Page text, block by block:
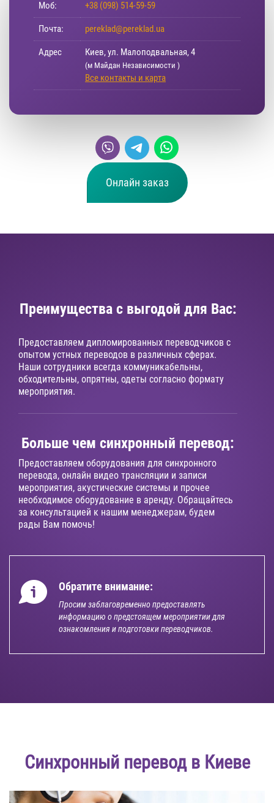
Моб: +38 (098) 514-59-59
Почта: pereklad@pereklad.ua
Адрес Киев, ул. Малоподвальная, 4
(м Майдан Независимости )
Все контакты и карта
Онлайн заказ
Преимущества с выгодой для Вас:
Предоставляем дипломированных переводчиков с
опытом устных переводов в различных сферах.
Наши сотрудники всегда коммуникабельны,
обходительны, опрятны, одеты согласно формату
мероприятия.
Больше чем синхронный перевод:
Предоставляем оборудования для синхронного
перевода, онлайн видео трансляции и записи
мероприятия, акустические системы и прочее
необходимое оборудование в аренду. Обращайтесь
за консультацией к нашим менеджерам, будем
рады Вам помочь!
Обратите внимание:
Просим заблаговременно предоставлять
информацию о предстоящем мероприятии для
ознакомления и подготовки переводчиков.
Синхронный перевод в Киеве